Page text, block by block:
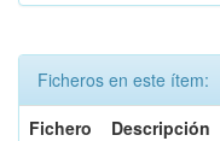
Ficheros en este ítem:
Fichero
Descripción